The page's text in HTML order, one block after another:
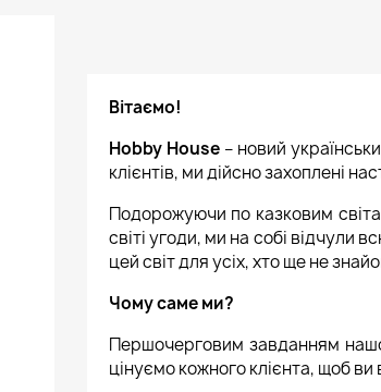
Вітаємо!
Hobby House– новий
клієнтів, ми дійсно захоплені
Подорожуючи по казковим
світі угоди, ми на собі відчули
цей світ для усіх, хто ще не
Чому саме ми?
Першочерговим завданням
цінуємо кожного клієнта, щоб